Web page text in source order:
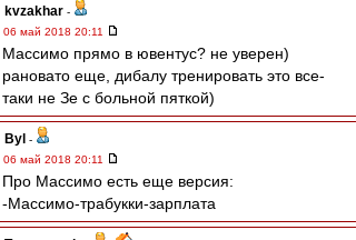
kvzakhar -
06 май 2018 20:11
Массимо прямо в ювентус? не уверен)
рановато еще, дибалу тренировать это все-
таки не Зе с больной пяткой)
Byl -
06 май 2018 20:11
Про Массимо есть еще версия:
-Массимо-трабукки-зарплата